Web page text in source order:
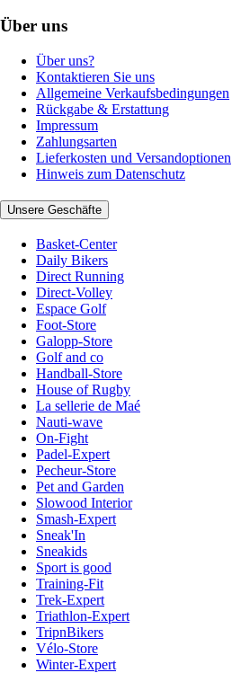
Über uns
Über uns?
Kontaktieren Sie uns
Allgemeine Verkaufsbedingungen
Rückgabe & Erstattung
Impressum
Zahlungsarten
Lieferkosten und Versandoptionen
Hinweis zum Datenschutz
Unsere Geschäfte
Basket-Center
Daily Bikers
Direct Running
Direct-Volley
Espace Golf
Foot-Store
Galopp-Store
Golf and co
Handball-Store
House of Rugby
La sellerie de Maé
Nauti-wave
On-Fight
Padel-Expert
Pecheur-Store
Pet and Garden
Slowood Interior
Smash-Expert
Sneak'In
Sneakids
Sport is good
Training-Fit
Trek-Expert
Triathlon-Expert
TripnBikers
Vélo-Store
Winter-Expert